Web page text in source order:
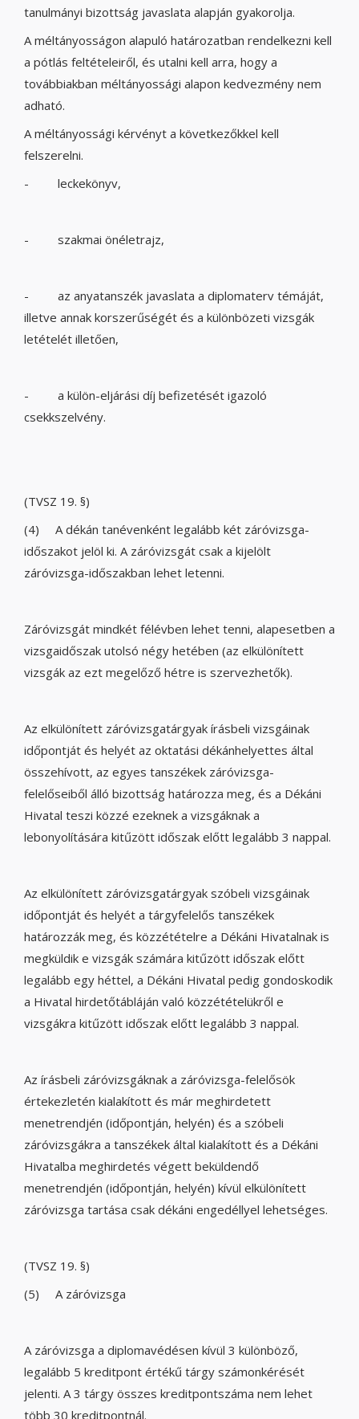
tanulmányi bizottság javaslata alapján gyakorolja.
A méltányosságon alapuló határozatban rendelkezni kell
a pótlás feltételeiről, és utalni kell arra, hogy a
továbbiakban méltányossági alapon kedvezmény nem
adható.
A méltányossági kérvényt a következőkkel kell
felszerelni.
- leckekönyv,
- szakmai önéletrajz,
- az anyatanszék javaslata a diplomaterv témáját,
illetve annak korszerűségét és a különbözeti vizsgák
letételét illetően,
- a külön-eljárási díj befizetését igazoló
csekkszelvény.
(TVSZ 19. §)
(4) A dékán tanévenként legalább két záróvizsga-
időszakot jelöl ki. A záróvizsgát csak a kijelölt
záróvizsga-időszakban lehet letenni.
Záróvizsgát mindkét félévben lehet tenni, alapesetben a
vizsgaidőszak utolsó négy hetében (az elkülönített
vizsgák az ezt megelőző hétre is szervezhetők).
Az elkülönített záróvizsgatárgyak írásbeli vizsgáinak
időpontját és helyét az oktatási dékánhelyettes által
összehívott, az egyes tanszékek záróvizsga-
felelőseiből álló bizottság határozza meg, és a Dékáni
Hivatal teszi közzé ezeknek a vizsgáknak a
lebonyolítására kitűzött időszak előtt legalább 3 nappal.
Az elkülönített záróvizsgatárgyak szóbeli vizsgáinak
időpontját és helyét a tárgyfelelős tanszékek
határozzák meg, és közzétételre a Dékáni Hivatalnak is
megküldik e vizsgák számára kitűzött időszak előtt
legalább egy héttel, a Dékáni Hivatal pedig gondoskodik
a Hivatal hirdetőtábláján való közzétételükről e
vizsgákra kitűzött időszak előtt legalább 3 nappal.
Az írásbeli záróvizsgáknak a záróvizsga-felelősök
értekezletén kialakított és már meghirdetett
menetrendjén (időpontján, helyén) és a szóbeli
záróvizsgákra a tanszékek által kialakított és a Dékáni
Hivatalba meghirdetés végett beküldendő
menetrendjén (időpontján, helyén) kívül elkülönített
záróvizsga tartása csak dékáni engedéllyel lehetséges.
(TVSZ 19. §)
(5) A záróvizsga
A záróvizsga a diplomavédésen kívül 3 különböző,
legalább 5 kreditpont értékű tárgy számonkérését
jelenti. A 3 tárgy összes kreditpontszáma nem lehet
több 30 kreditpontnál.